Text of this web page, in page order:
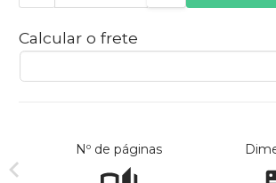
Calcular o frete
Nº de páginas